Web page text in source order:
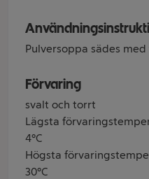
Pulversoppa sädes
Förvaring
svalt och torrt
Lägsta
4°C
Högsta
30°C